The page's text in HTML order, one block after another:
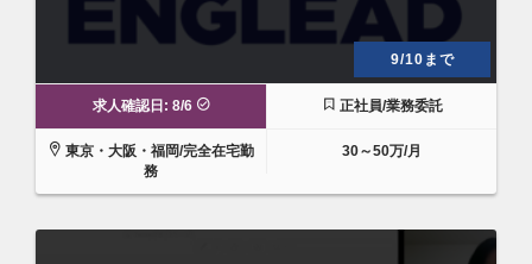
9/10まで
求人確認日: 8/6 正社員/業務委託
東京・大阪・福岡/完全在宅勤
務
30～50万/月